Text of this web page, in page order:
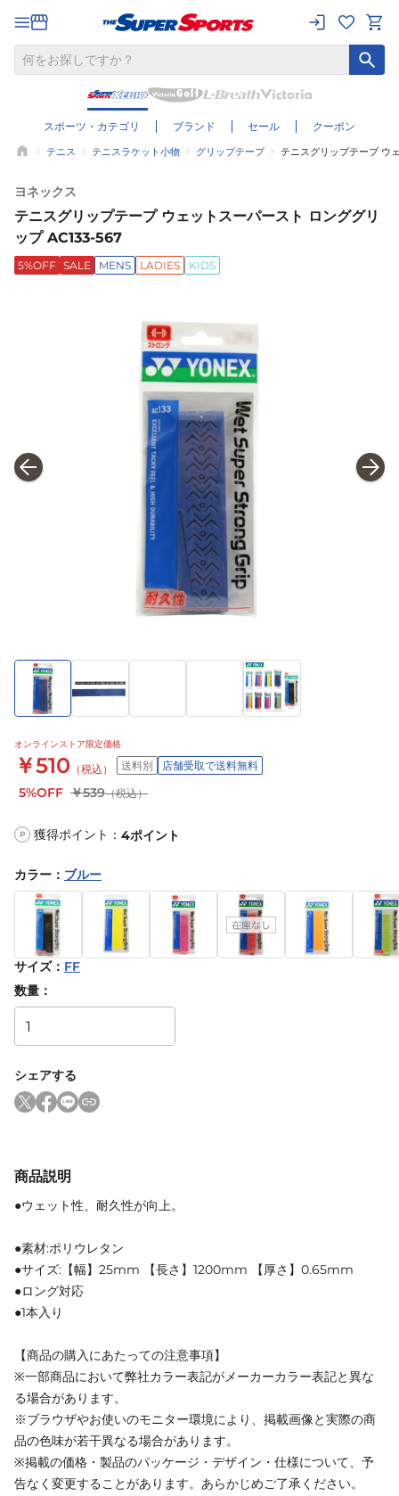
スポーツ・カテゴリ ブランド セール クーポン
テニス テニスラケット小物 グリップテープ テニスグリップテープ ウ
ヨネックス
テニスグリップテープ ウェットスーパースト ロンググリ
ップ AC133-567
5%OFF SALE MENS LADIES KIDS
オンラインストア限定価格
￥510 （税込） 送料別 店舗受取で送料無料
5%OFF ￥539（税込）
P 獲得ポイント： 4ポイント
カラー ： ブルー
サイズ： FF
数量：
シェアする
商品説明
●ウェット性、耐久性が向上。
●素材:ポリウレタン
●サイズ:【幅】25mm 【長さ】1200mm 【厚さ】0.65mm
●ロング対応
●1本入り
【商品の購入にあたっての注意事項】
※一部商品において弊社カラー表記がメーカーカラー表記と異な
る場合があります。
※ブラウザやお使いのモニター環境により、掲載画像と実際の商
品の色味が若干異なる場合があります。
※掲載の価格・製品のパッケージ・デザイン・仕様について、予
告なく変更することがあります。あらかじめご了承ください。